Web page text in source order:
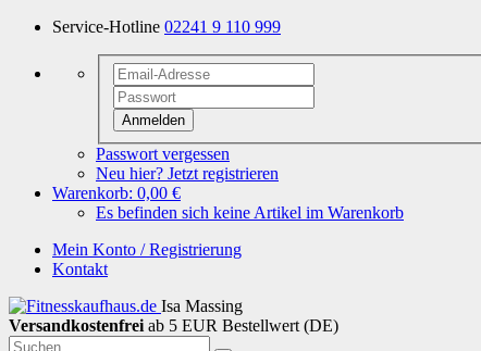
Service-Hotline 02241 9 110 999
Anmelden
Passwort vergessen
Neu hier? Jetzt registrieren
Warenkorb: 0,00 €
Es befinden sich keine Artikel im Warenkorb
Mein Konto / Registrierung
Kontakt
Isa Massing
Versandkostenfrei ab 5 EUR Bestellwert (DE)